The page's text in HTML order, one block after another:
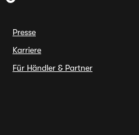
Presse
Karriere
Für Händler & Partner